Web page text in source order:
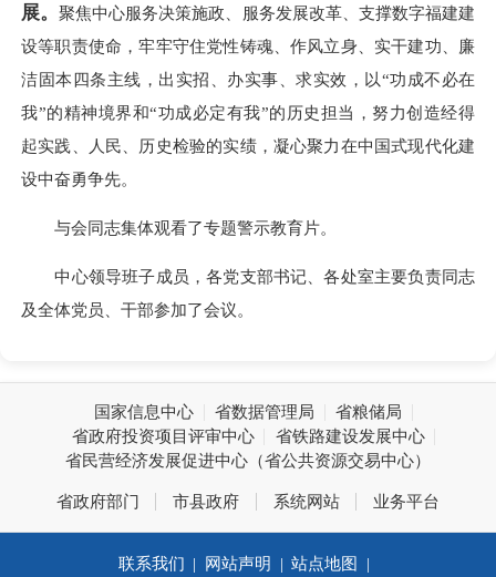
展。聚焦中心服务决策施政、服务发展改革、支撑数字福建建
设等职责使命，牢牢守住党性铸魂、作风立身、实干建功、廉
洁固本四条主线，出实招、办实事、求实效，以“功成不必在
我”的精神境界和“功成必定有我”的历史担当，努力创造经得
起实践、人民、历史检验的实绩，凝心聚力在中国式现代化建
设中奋勇争先。
与会同志集体观看了专题警示教育片。
中心领导班子成员，各党支部书记、各处室主要负责同志
及全体党员、干部参加了会议。
国家信息中心 省数据管理局
省粮储局
省政府投资项目评审中心
省铁路建设发展中心
省民营经济发展促进中心（省公共资源交易中心）
省政府部门 市县政府 系统网站 业务平台
联系我们 | 网站声明 | 站点地图 |